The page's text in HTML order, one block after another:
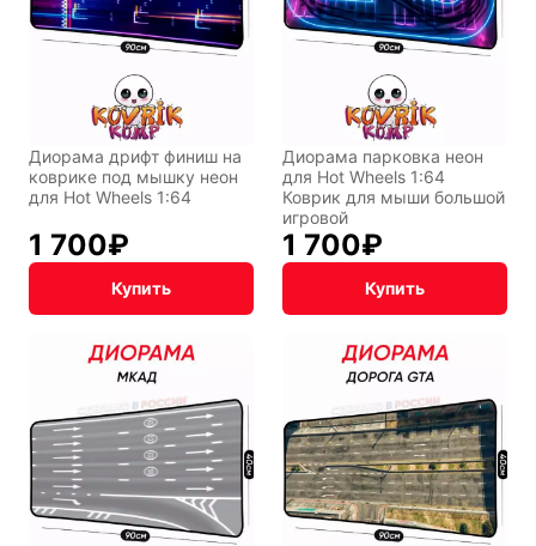
Диорама дрифт финиш на
коврике под мышку неон
для Hot Wheels 1:64
1 700₽
Купить
Диорама парковка неон
для Hot Wheels 1:64
Коврик для мыши большой
игровой
1 700₽
Купить
Транспорт Абстракция
Фентези Космос
Мистика Дарк NET
Подарочная
упаковка